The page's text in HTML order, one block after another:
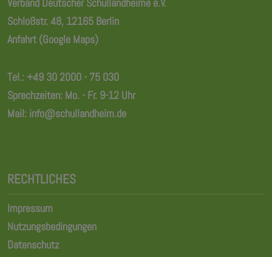
Schloßstr. 48, 12165 Berlin
Anfahrt (Google Maps)
Tel.:+49 30 2000 - 75 030
Sprechzeiten: Mo. - Fr. 9-12 Uhr
Mail: info@schullandheim.de
RECHTLICHES
Impressum
Nutzungsbedingungen
Datenschutz